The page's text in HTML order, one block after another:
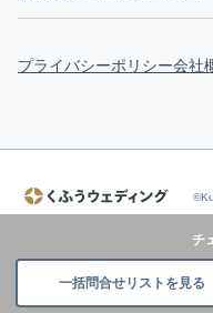
チ
一括問合せリストを見る
プライバシーポリシー会社